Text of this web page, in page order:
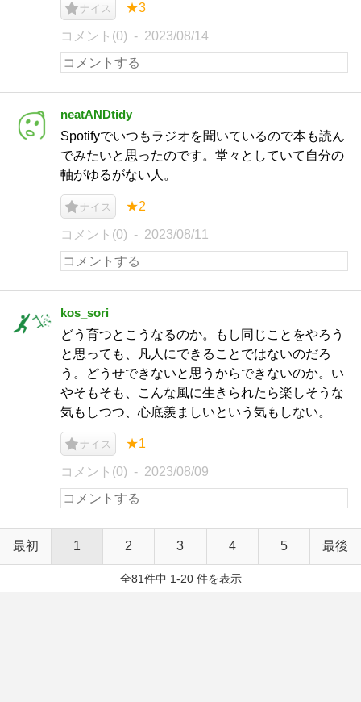
ナイス ★3
コメント(0) 2023/08/14
neatANDtidy
Spotifyでいつもラジオを聞いているので本も読ん
でみたいと思ったのです。堂々としていて自分の
軸がゆるがない人。
ナイス ★2
コメント(0) 2023/08/11
kos_sori
どう育つとこうなるのか。もし同じことをやろう
と思っても、凡人にできることではないのだろ
う。どうせできないと思うからできないのか。い
やそもそも、こんな風に生きられたら楽しそうな
気もしつつ、心底羨ましいという気もしない。
ナイス ★1
コメント(0) 2023/08/09
最初 1 2 3 4 5 最後
全81件中 1-20 件を表示